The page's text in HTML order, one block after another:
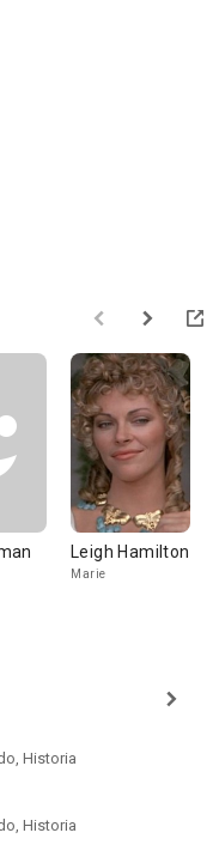
Leigh Hamilton
Marie
Historia
Historia